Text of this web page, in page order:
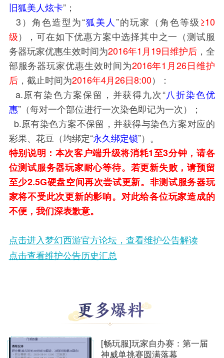
旧狐美人炫卡”；
3）角色造型为“狐美人 ”的玩家（角色等级≥10
级），可在如下优惠方案中选择其中之一（测试服
务器玩家优惠生效时间为2016年1月19日维护后，全
部服务器玩家优惠生效时间为2016年1月26日维护
后，截止时间为2016年4月26日8:00）：
a.原有染色方案保留，并获得九次“八折染色优
惠”（每对一个部位进行一次染色即记为一次）；
b.原有染色方案不保留，并获得与染色方案对应的
彩果、花豆（均绑定“永久绑定锁”）。
特别说明：本次客户端升级将消耗1至3分钟，请各
位测试服务器玩家耐心等待。若更新失败，请预留
至少2.5G硬盘空间再次尝试更新。非测试服务器玩
家将不受此次更新的影响。对此给各位玩家造成的
不便，我们深表歉意。
点击进入梦幻西游官方论坛，查看维护公告解读
点击查看维护公告历史汇总
[畅玩服]玩家自办赛：第一届
神威单挑赛圆满落幕